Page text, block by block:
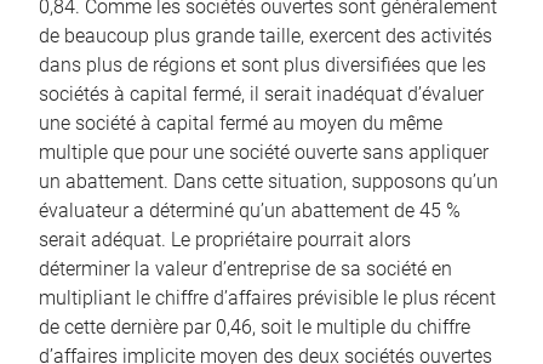
0,84. Comme les sociétés ouvertes sont généralement
de beaucoup plus grande taille, exercent des activités
dans plus de régions et sont plus diversifiées que les
sociétés à capital fermé, il serait inadéquat d’évaluer
une société à capital fermé au moyen du même
multiple que pour une société ouverte sans appliquer
un abattement. Dans cette situation, supposons qu’un
évaluateur a déterminé qu’un abattement de 45 %
serait adéquat. Le propriétaire pourrait alors
déterminer la valeur d’entreprise de sa société en
multipliant le chiffre d’affaires prévisible le plus récent
de cette dernière par 0,46, soit le multiple du chiffre
d’affaires implicite moyen des deux sociétés ouvertes